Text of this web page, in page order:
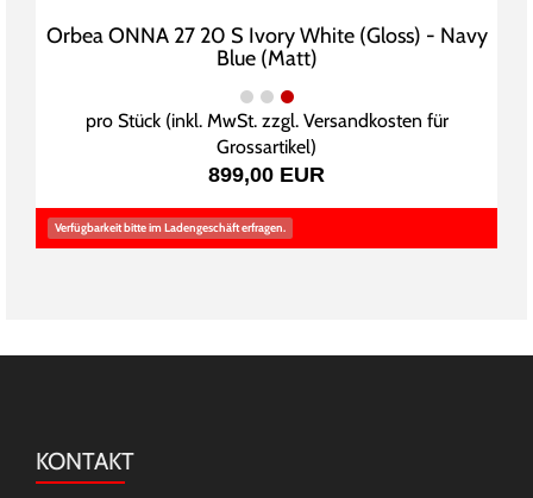
Orbea ONNA 27 20 S Ivory White (Gloss) - Navy
Blue (Matt)
pro Stück (inkl. MwSt. zzgl. Versandkosten für
Grossartikel)
899,00 EUR
Verfügbarkeit bitte im Ladengeschäft erfragen.
KONTAKT